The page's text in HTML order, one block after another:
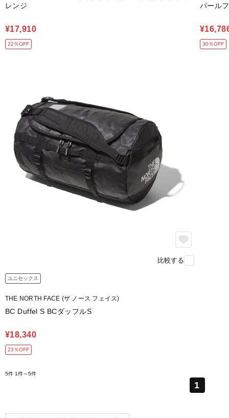
レンジ
¥17,910
22％OFF
パール
30％OFF
比較する
ユニセックス
THE NORTH FACE (ザ ノース フェイス)
BC Duffel S BCダッフルS
¥18,340
23％OFF
5件 1件～5件
1